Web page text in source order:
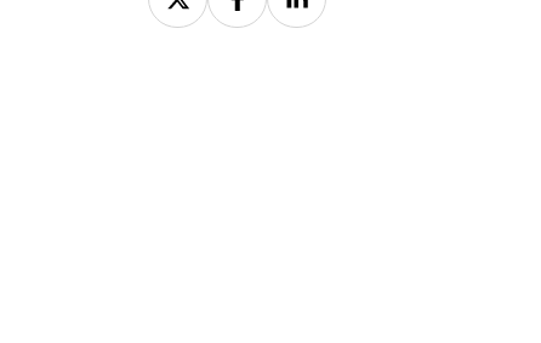
on
on
on